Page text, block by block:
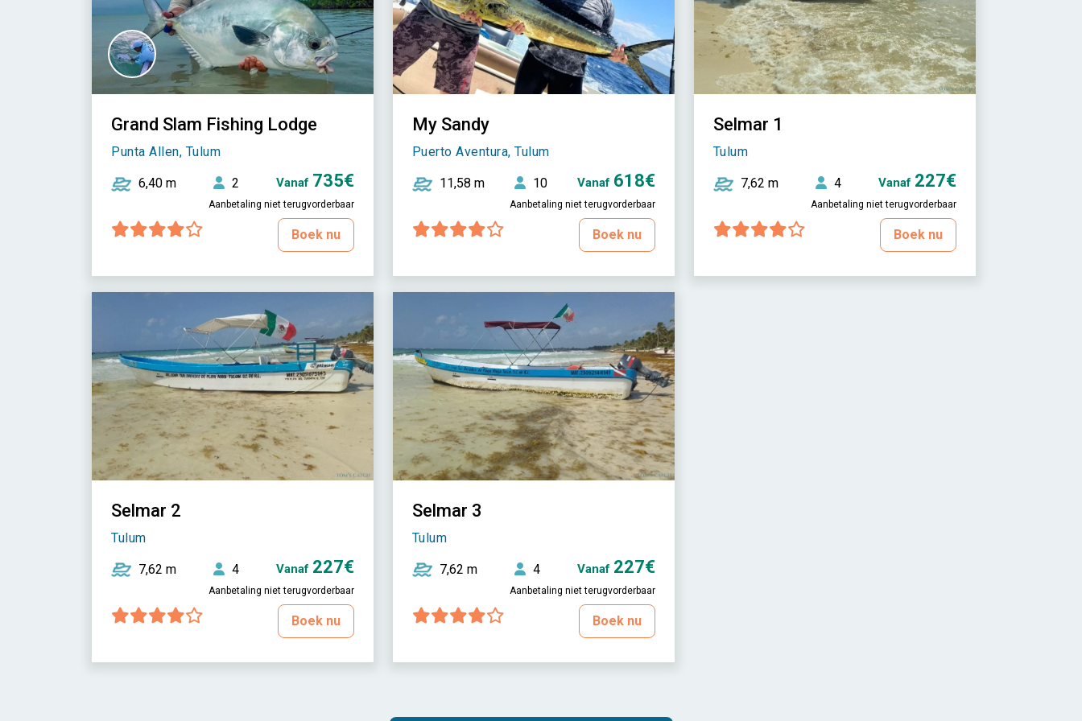
Grand Slam Fishing Lodge
Punta Allen, Tulum
6,40 m 2 Vanaf 735€
Aanbetaling niet terugvorderbaar
Boek nu
My Sandy
Puerto Aventura, Tulum
11,58 m 10 Vanaf 618€
Aanbetaling niet terugvorderbaar
Boek nu
Selmar 1
Tulum
7,62 m 4 Vanaf 227€
Aanbetaling niet terugvorderbaar
Boek nu
Selmar 2
Tulum
7,62 m 4 Vanaf 227€
Aanbetaling niet terugvorderbaar
Boek nu
Selmar 3
Tulum
7,62 m 4 Vanaf 227€
Aanbetaling niet terugvorderbaar
Boek nu